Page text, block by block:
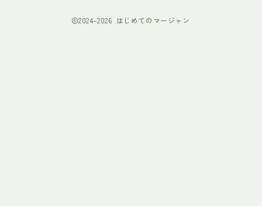
2024–2026 はじめてのマージャン